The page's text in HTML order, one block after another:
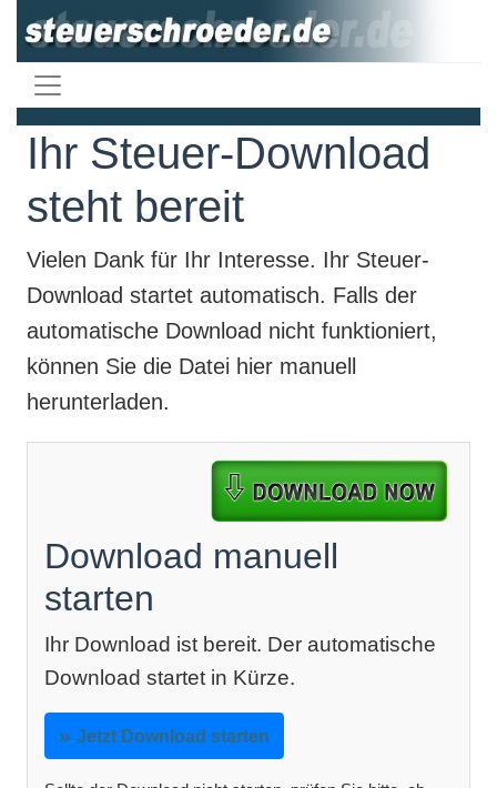
Ihr Steuer-Download
steht bereit
Vielen Dank für Ihr Interesse. Ihr Steuer-
Download startet automatisch. Falls der
automatische Download nicht funktioniert,
können Sie die Datei hier manuell
herunterladen.
Download manuell
starten
Ihr Download ist bereit. Der automatische
Download startet in Kürze.
Jetzt Download starten